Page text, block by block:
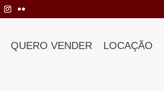
QUERO VENDER LOCAÇÃO